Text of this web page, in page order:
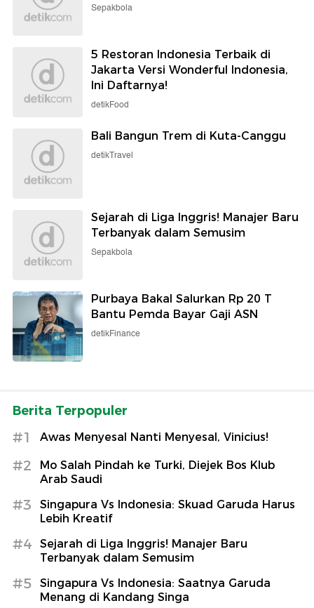
Sepakbola
5 Restoran Indonesia Terbaik di
Jakarta Versi Wonderful Indonesia,
Ini Daftarnya!
detikFood
Bali Bangun Trem di Kuta-Canggu
detikTravel
Sejarah di Liga Inggris! Manajer Baru
Terbanyak dalam Semusim
Sepakbola
Purbaya Bakal Salurkan Rp 20 T
Bantu Pemda Bayar Gaji ASN
detikFinance
Berita Terpopuler
#1 Awas Menyesal Nanti Menyesal, Vinicius!
#2
Mo Salah Pindah ke Turki, Diejek Bos Klub
Arab Saudi
#3
Singapura Vs Indonesia: Skuad Garuda Harus
Lebih Kreatif
#4
Sejarah di Liga Inggris! Manajer Baru
Terbanyak dalam Semusim
#5
Singapura Vs Indonesia: Saatnya Garuda
Menang di Kandang Singa